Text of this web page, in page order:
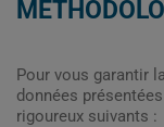
Pour vous garantir
données
rigoureux suivants :